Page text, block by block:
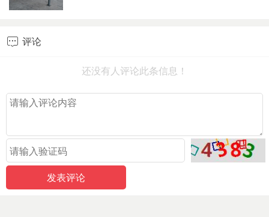
 评论
还没有人评论此条信息！